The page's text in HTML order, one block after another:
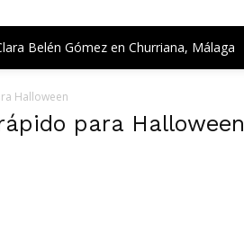
Belén Gómez en Churriana, Málaga
Halloween
para Halloween